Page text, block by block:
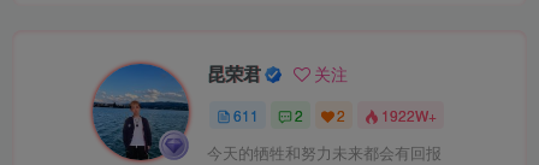
昆荣君 关注
611 2 2 1922W+
今天的牺牲和努力未来都会有回报